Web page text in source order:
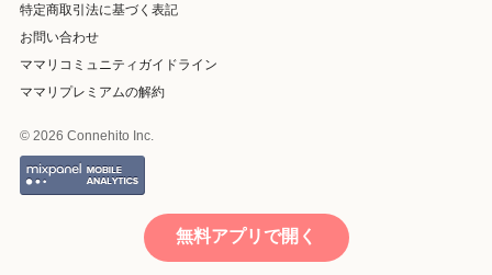
特定商取引法に基づく表記
お問い合わせ
ママリコミュニティガイドライン
ママリプレミアムの解約
© 2026 Connehito Inc.
無料アプリで開く